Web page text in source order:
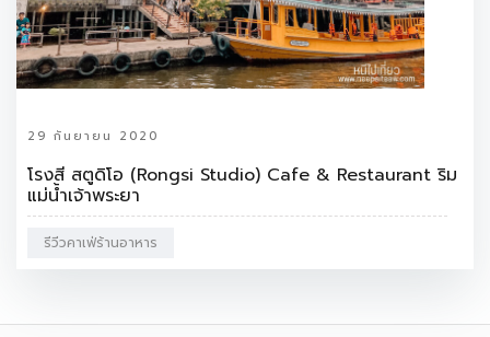
29 กันยายน 2020
โรงสี สตูดิโอ (Rongsi Studio) Cafe & Restaurant ริม
แม่น้ำเจ้าพระยา
รีวีวคาเฟ่ร้านอาหาร